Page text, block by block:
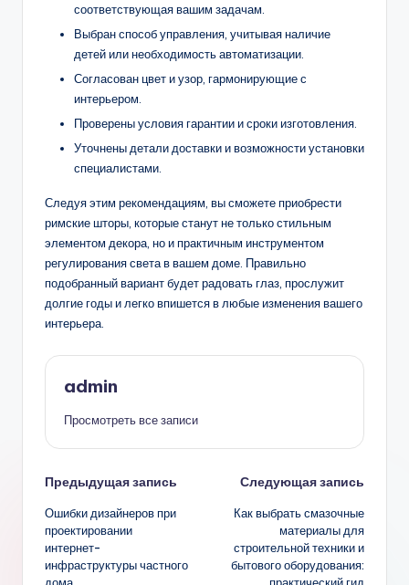
соответствующая вашим задачам.
Выбран способ управления, учитывая наличие
детей или необходимость автоматизации.
Согласован цвет и узор, гармонирующие с
интерьером.
Проверены условия гарантии и сроки изготовления.
Уточнены детали доставки и возможности установки
специалистами.
Следуя этим рекомендациям, вы сможете приобрести
римские шторы, которые станут не только стильным
элементом декора, но и практичным инструментом
регулирования света в вашем доме. Правильно
подобранный вариант будет радовать глаз, прослужит
долгие годы и легко впишется в любые изменения вашего
интерьера.
admin
Просмотреть все записи
Навигация
записи
Предыдущая запись
Ошибки дизайнеров при
проектировании
интернет-
инфраструктуры частного
дома
Следующая запись
Как выбрать смазочные
материалы для
строительной техники и
бытового оборудования:
практический гид